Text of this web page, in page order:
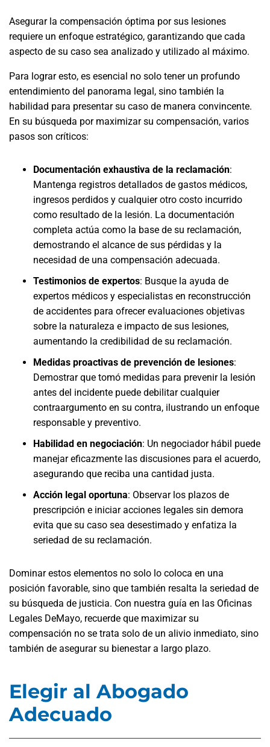
Asegurar la compensación óptima por sus lesiones
requiere un enfoque estratégico, garantizando que cada
aspecto de su caso sea analizado y utilizado al máximo.
Para lograr esto, es esencial no solo tener un profundo
entendimiento del panorama legal, sino también la
habilidad para presentar su caso de manera convincente.
En su búsqueda por maximizar su compensación, varios
pasos son críticos:
Documentación exhaustiva de la reclamación:
Mantenga registros detallados de gastos médicos,
ingresos perdidos y cualquier otro costo incurrido
como resultado de la lesión. La documentación
completa actúa como la base de su reclamación,
demostrando el alcance de sus pérdidas y la
necesidad de una compensación adecuada.
Testimonios de expertos: Busque la ayuda de
expertos médicos y especialistas en reconstrucción
de accidentes para ofrecer evaluaciones objetivas
sobre la naturaleza e impacto de sus lesiones,
aumentando la credibilidad de su reclamación.
Medidas proactivas de prevención de lesiones:
Demostrar que tomó medidas para prevenir la lesión
antes del incidente puede debilitar cualquier
contraargumento en su contra, ilustrando un enfoque
responsable y preventivo.
Habilidad en negociación: Un negociador hábil puede
manejar eficazmente las discusiones para el acuerdo,
asegurando que reciba una cantidad justa.
Acción legal oportuna: Observar los plazos de
prescripción e iniciar acciones legales sin demora
evita que su caso sea desestimado y enfatiza la
seriedad de su reclamación.
Dominar estos elementos no solo lo coloca en una
posición favorable, sino que también resalta la seriedad de
su búsqueda de justicia. Con nuestra guía en las Oficinas
Legales DeMayo, recuerde que maximizar su
compensación no se trata solo de un alivio inmediato, sino
también de asegurar su bienestar a largo plazo.
Elegir al Abogado
Adecuado